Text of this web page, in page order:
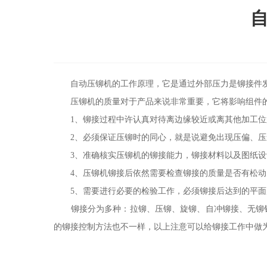
自动压铆机的工作原理，它是通过外部压力是铆接件
压铆机的质量对于产品来说非常重要，它将影响组件
1、铆接过程中许认真对待离边缘较近或离其他加工位
2、必须保证压铆时的同心，就是说避免出现压偏、压
3、准确核实压铆机的铆接能力，铆接材料以及图纸设
4、压铆机铆接后依然需要检查铆接的质量是否有松动
5、需要进行必要的检验工作，必须铆接后达到的平面
铆接分为多种：拉铆、压铆、旋铆、自冲铆接、无铆
的铆接控制方法也不一样，以上注意可以给铆接工作中做